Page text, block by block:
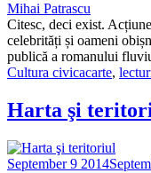
Mihai Patrascu
Citesc, deci exist.
celebrități și oameni
publică a romanului
Cultura civicacarte,
Harta şi
September 9 2014